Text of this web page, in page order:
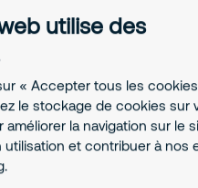
utilise des
« Accepter tous les
le stockage de cookies sur
améliorer la navigation sur le
utilisation et contribuer à nos